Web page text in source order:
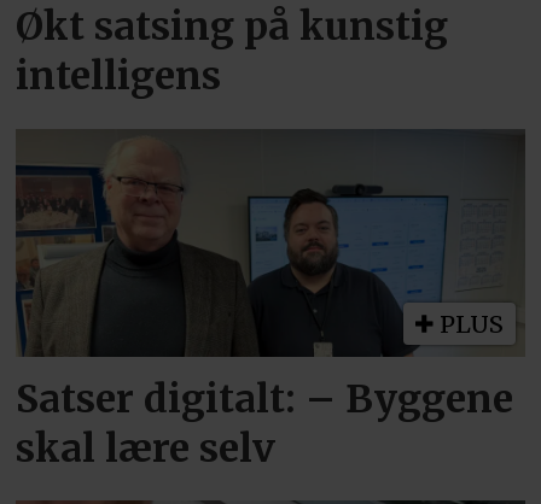
Økt satsing på kunstig
intelligens
PLUS
Satser digitalt: – Byggene
skal lære selv